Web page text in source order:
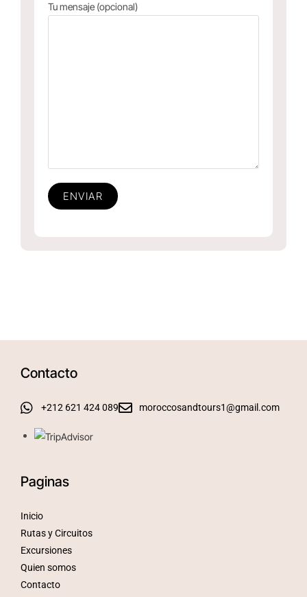
Tu mensaje (opcional)
Contacto
+212 621 424 089 moroccosandtours1@gmail.com
Paginas
Inicio
Rutas y Circuitos
Excursiones
Quien somos
Contacto